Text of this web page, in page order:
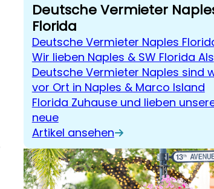
Deutsche Vermieter
Florida
Deutsche Vermieter Naples
Wir lieben Naples & SW Florida Als
Deutsche Vermieter Naples sind
vor Ort in Naples & Marco Island
Florida Zuhause und lieben
neue
Artikel ansehen